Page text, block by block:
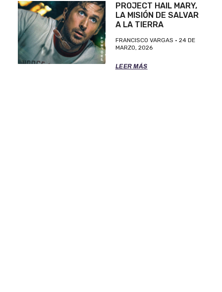
PROJECT HAIL MARY,
LA MISIÓN DE SALVAR
A LA TIERRA
FRANCISCO VARGAS
24 DE
MARZO, 2026
LEER MÁS